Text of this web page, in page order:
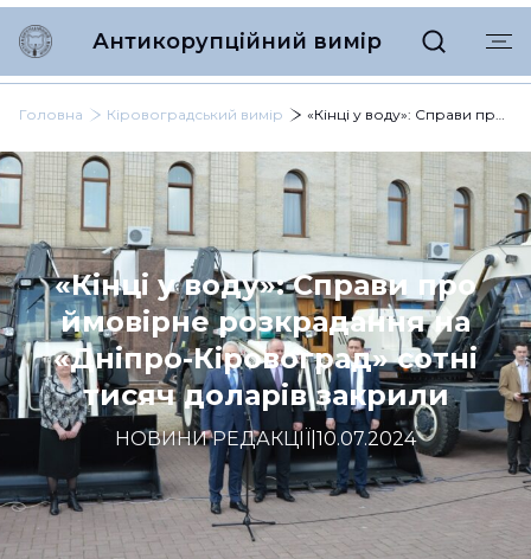
Антикорупційний вимір
Головна Кіровоградський вимір «Кінці у воду»: Справи про ймовірне розкрадання на «Дніпро-Кіровоград» сотні тисяч доларів закрили
«Кінці у воду»: Справи про
ймовірне розкрадання на
«Дніпро-Кіровоград» сотні
тисяч доларів закрили
НОВИНИ РЕДАКЦІЇ 10.07.2024